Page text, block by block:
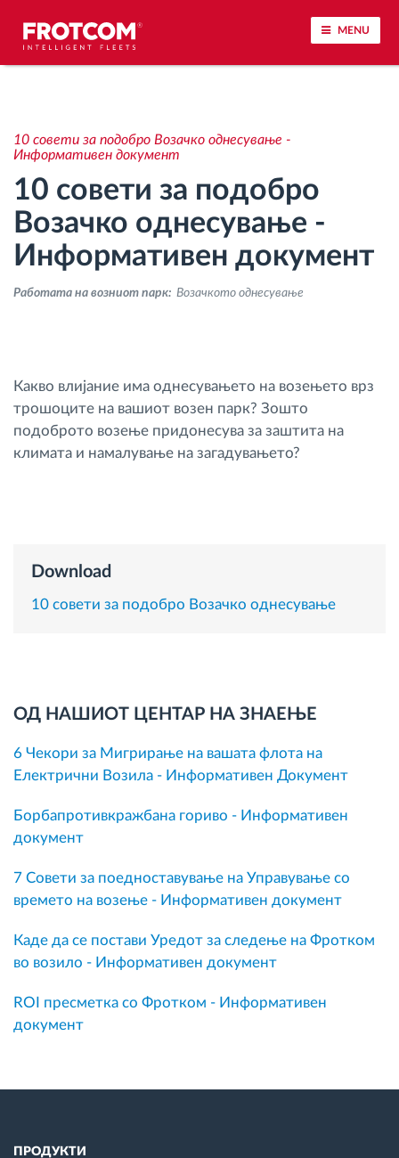
MENU
Анализа на возачкото однесување
Следење на времетраењето на возењето
Управување со работната сила
Далечинско преземање тахографски
Управување со горивото
Откријте ги сите можности
Калкулатор за заштеди
10 совети за подобро Возачко однесување -
Информативен документ
10 совети за подобро
Возачко однесување -
Информативен документ
Работата на возниот парк: Возачкото однесување
Какво влијание има однесувањето на возењето врз
трошоците на вашиот возен парк? Зошто
подоброто возење придонесува за заштита на
климата и намалување на загадувањето?
Download
10 совети за подобро Возачко однесување
ОД НАШИОТ ЦЕНТАР НА ЗНАЕЊЕ
6 Чекори за Мигрирање на вашата флота на
Електрични Возила - Информативен Документ
Борбапротивкражбана гориво - Информативен
документ
7 Совети за поедноставување на Управување со
времето на возење - Информативен документ
Каде да се постави Уредот за следење на Фротком
во возило - Информативен документ
ROI пресметка со Фротком - Информативен
документ
ПРОДУКТИ